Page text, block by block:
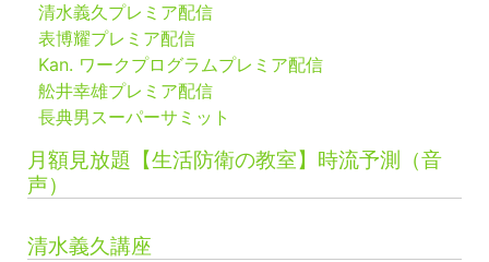
清水義久プレミア配信
表博耀プレミア配信
Kan. ワークプログラムプレミア配信
舩井幸雄プレミア配信
長典男スーパーサミット
月額見放題【生活防衛の教室】時流予測（音
声）
清水義久講座